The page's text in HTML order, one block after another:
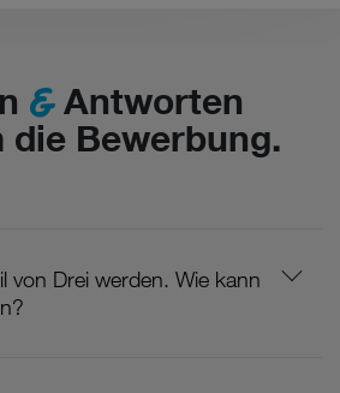
&Antworten
die Bewerbung.
von Drei werden. Wie kann